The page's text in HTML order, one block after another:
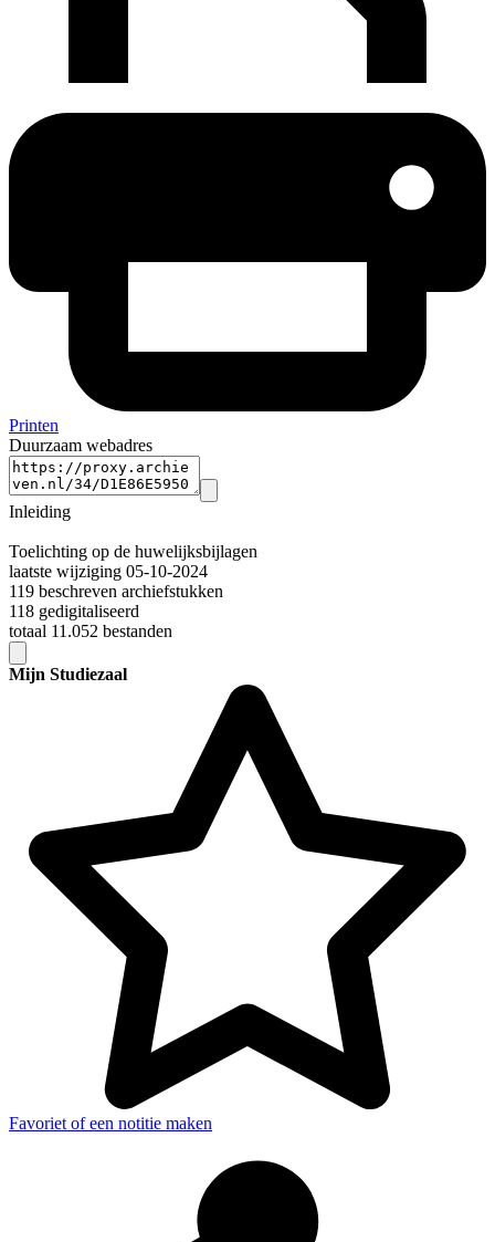
Printen
Duurzaam webadres
Inleiding
Toelichting op de huwelijksbijlagen
laatste wijziging 05-10-2024
119 beschreven archiefstukken
118 gedigitaliseerd
totaal 11.052 bestanden
Mijn Studiezaal
Favoriet of een notitie maken